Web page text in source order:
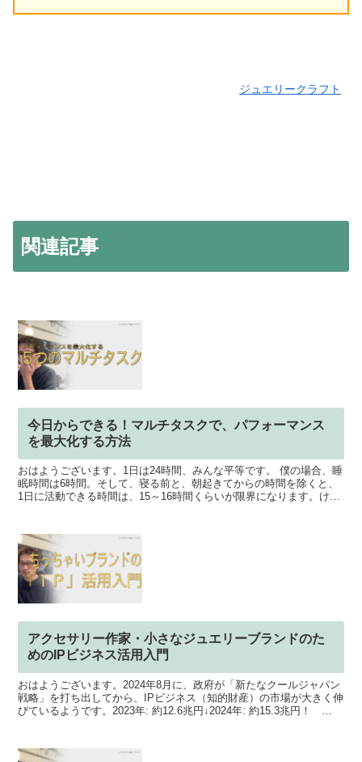
ジュエリークラフト
関連記事
今日からできる！マルチタスクで、パフォーマンス
を最大化する方法
おはようございます。1日は24時間、みんな平等です。 僕の場合、睡
眠時間は6時間。そして、寝る前と、朝起きてからの時間を除くと、
1日に活動できる時間は、15～16時間くらいが限界になります。けっ
アクセサリー作家・小さなジュエリーブランドのた
めのIPビジネス活用入門
おはようございます。2024年8月に、政府が「新たなクールジャパン
戦略」を打ち出してから、IPビジネス（知的財産）の市場が大きく伸
びているようです。2023年: 約12.6兆円↓2024年: 約15.3兆円！